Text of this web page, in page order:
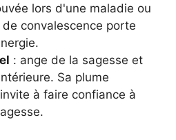
lors d'une maladie ou
convalescence porte
: ange de la sagesse et
Sa plume
à faire confiance à